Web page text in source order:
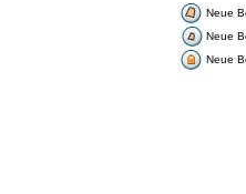
Neue
Neue
Neue